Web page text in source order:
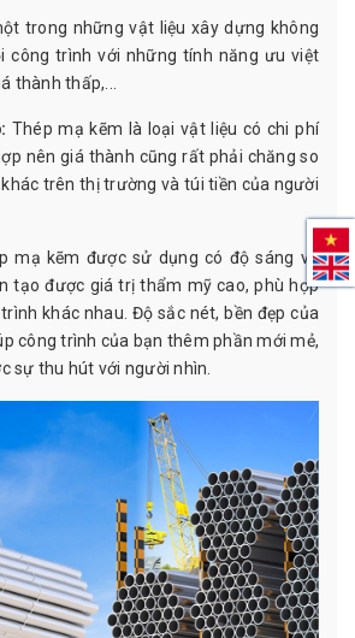
trong những vật liệu xây dựng không
công trình với những tính năng ưu việt
thành thấp,...
Thép mạ kẽm là loại vật liệu có chi phí
nên giá thành cũng rất phải chăng so
trên thị trường và túi tiền của người
mạ kẽm được sử dụng có độ sáng và
tạo được giá trị thẩm mỹ cao, phù hợp
khác nhau. Độ sắc nét, bền đẹp của
công trình của bạn thêm phần mới mẻ,
sự thu hút với người nhìn.